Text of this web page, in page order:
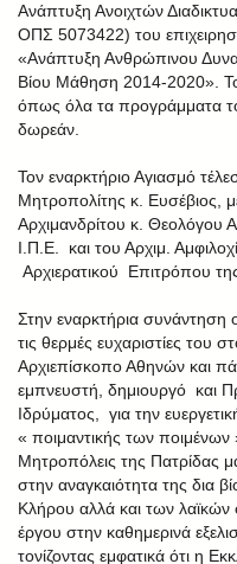
Ανάπτυξη Ανοιχτών
ΟΠΣ 5073422) του
«Ανάπτυξη Ανθρώπινου
Βίου Μάθηση 2014-2020».
όπως όλα τα προγράμματα
δωρεάν.
Τον εναρκτήριο Αγιασμό
Μητροπολίτης κ. Ευσέβιος,
Αρχιμανδρίτου κ. Θεολόγου
Ι.Π.Ε. και του Αρχιμ.
Αρχιερατικού Επιτρόπου
Στην εναρκτήρια συνάντηση
τις θερμές ευχαριστίες του
Αρχιεπίσκοπο Αθηνών και
εμπνευστή, δημιουργό και
Ιδρύματος, για την
« ποιμαντικής των ποιμένων »
Μητροπόλεις της Πατρίδας
στην αναγκαιότητα της δια
Κλήρου αλλά και των λαϊκών
έργου στην καθημερινά
τονίζοντας εμφατικά ότι η